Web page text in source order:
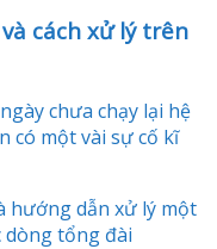
cách xử lý trên
chưa chạy lại hệ
có một vài sự cố kĩ
hướng dẫn xử lý một
dòng tổng đài